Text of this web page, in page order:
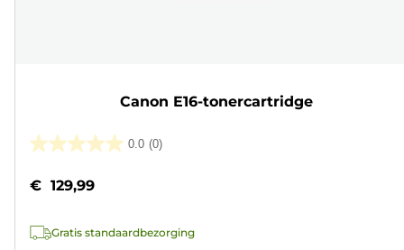
Canon E16-tonercartridge
0.0 (0)
0.0
de
sterren.
€ 129,99
Gratis standaardbezorging